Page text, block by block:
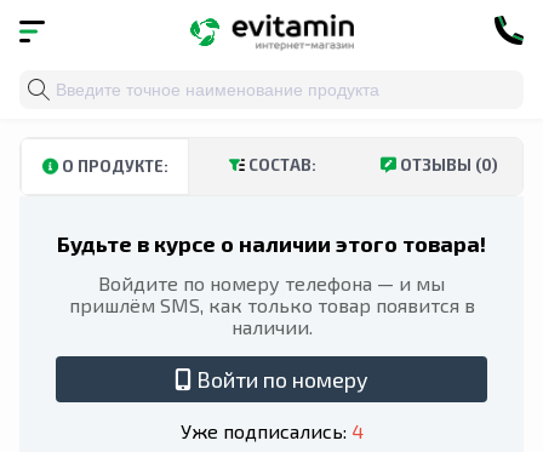
Главная Витамины и минералы
О ПРОДУКТЕ: СОСТАВ: ОТЗЫВЫ (0)
Будьте в курсе о наличии этого товара!
Войдите по номеру телефона — и мы
пришлём SMS, как только товар появится в
наличии.
Войти по номеру
Уже подписались: 4